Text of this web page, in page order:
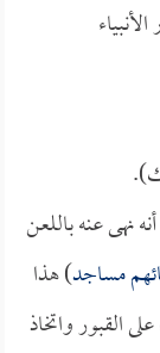
أنه نهى عنه باللعن
مساجد) هذا
القبور واتخاذ